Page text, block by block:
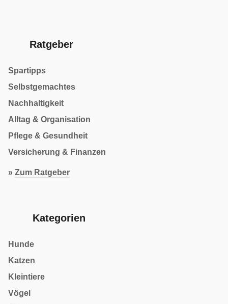
Ratgeber
Spartipps
Selbstgemachtes
Nachhaltigkeit
Alltag & Organisation
Pflege & Gesundheit
Versicherung & Finanzen
» Zum Ratgeber
Kategorien
Hunde
Katzen
Kleintiere
Vögel